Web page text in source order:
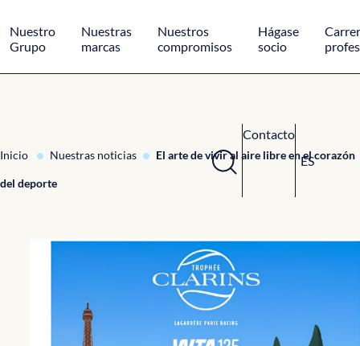
Nuestro
Grupo
Nuestras
marcas
Nuestros
compromisos
Hágase
socio
Contacto
ES
Inicio Nuestras noticias El arte de vivir al aire libre en el corazón
del deporte